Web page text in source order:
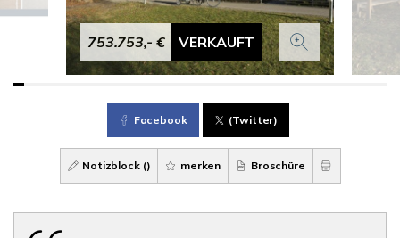
753.753,- € VERKAUFT
Facebook (Twitter)
Notizblock () merken Broschüre